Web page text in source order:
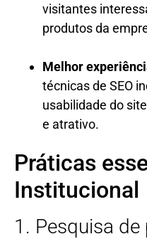
visitantes
produtos da
Melhor
técnicas de SEO
usabilidade do
e atrativo.
Práticas
Institucional
1. Pesquisa